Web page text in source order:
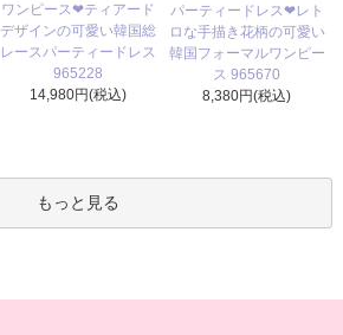
ワンピース❤ティアード
デザインの可愛い韓国総
レースパーティードレス
965228
14,980円(税込)
パーティードレス❤レト
ロな手描き花柄の可愛い
韓国フォーマルワンピー
ス 965670
8,380円(税込)
もっと見る